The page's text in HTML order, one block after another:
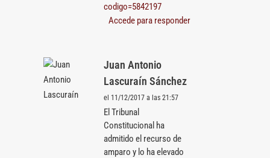
codigo=5842197
Accede para responder
Juan Antonio
Lascuraín Sánchez
el 11/12/2017 a las 21:57
El Tribunal
Constitucional ha
admitido el recurso de
amparo y lo ha elevado